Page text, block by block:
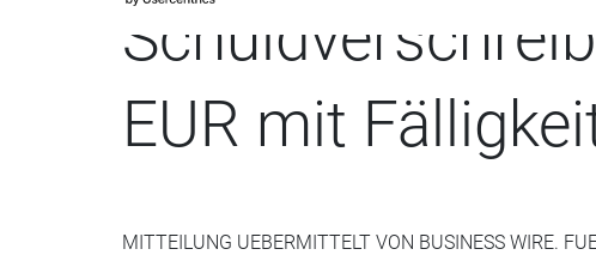
EUR mit
MITTEILUNG UEBERMITTELT VON BUSINESS WIRE.